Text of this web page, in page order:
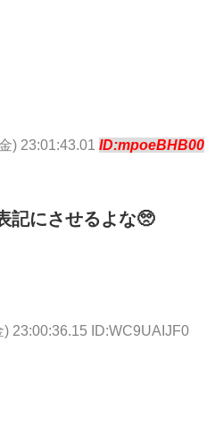
) 23:01:43.01 ID:mpoeBHB00
記にさせるよな🥺
) 23:00:36.15 ID:WC9UAIJF0